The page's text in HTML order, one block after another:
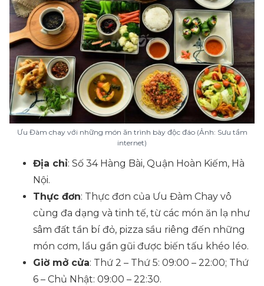
Ưu Đàm chay với những món ăn trình bày độc đáo (Ảnh: Sưu tầm
internet)
Địa chỉ: Số 34 Hàng Bài, Quận Hoàn Kiếm, Hà
Nội.
Thực đơn: Thực đơn của Ưu Đàm Chay vô
cùng đa dạng và tinh tế, từ các món ăn lạ như
sâm đất tần bí đỏ, pizza sầu riêng đến những
món cơm, lẩu gần gũi được biến tấu khéo léo.
Giờ mở cửa: Thứ 2 – Thứ 5: 09:00 – 22:00; Thứ
6 – Chủ Nhật: 09:00 – 22:30.